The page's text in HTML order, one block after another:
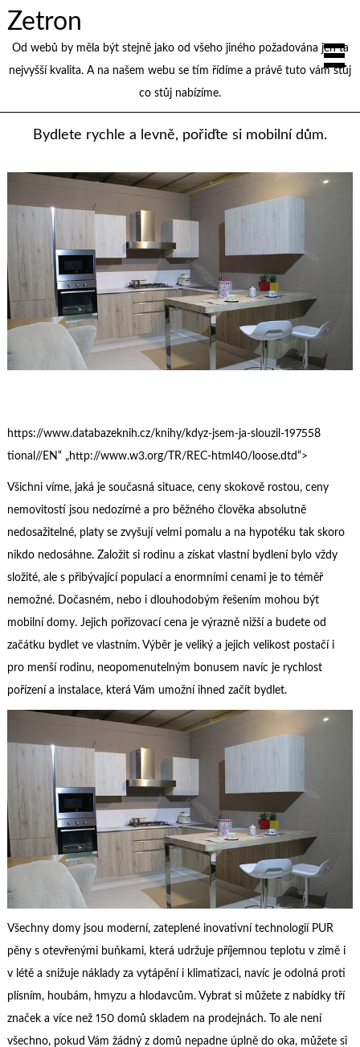
Zetron
Od webů by měla být stejně jako od všeho jiného požadována jen ta
nejvyšší kvalita. A na našem webu se tím řídíme a právě tuto vám stůj
co stůj nabízíme.
Bydlete rychle a levně, pořiďte si mobilní dům.
https://www.databazeknih.cz/knihy/kdyz-jsem-ja-slouzil-197558
tional//EN“ „http://www.w3.org/TR/REC-html40/loose.dtd“>
Všichni víme, jaká je současná situace, ceny skokově rostou, ceny
nemovitostí jsou nedozírné a pro běžného člověka absolutně
nedosažitelné, platy se zvyšují velmi pomalu a na hypotéku tak skoro
nikdo nedosáhne. Založit si rodinu a získat vlastní bydlení bylo vždy
složité, ale s přibývající populací a enormními cenami je to téměř
nemožné. Dočasném, nebo i dlouhodobým řešením mohou být
mobilní domy. Jejich pořizovací cena je výrazně nižší a budete od
začátku bydlet ve vlastním. Výběr je veliký a jejich velikost postačí i
pro menší rodinu, neopomenutelným bonusem navíc je rychlost
pořízení a instalace, která Vám umožní ihned začít bydlet.
Všechny domy jsou moderní, zateplené inovativní technologií PUR
pěny s otevřenými buňkami, která udržuje příjemnou teplotu v zimě i
v létě a snižuje náklady za vytápění i klimatizaci, navíc je odolná proti
plísním, houbám, hmyzu a hlodavcům. Vybrat si můžete z nabídky tří
značek a více než 150 domů skladem na prodejnách. To ale není
všechno, pokud Vám žádný z domů nepadne úplně do oka, můžete si